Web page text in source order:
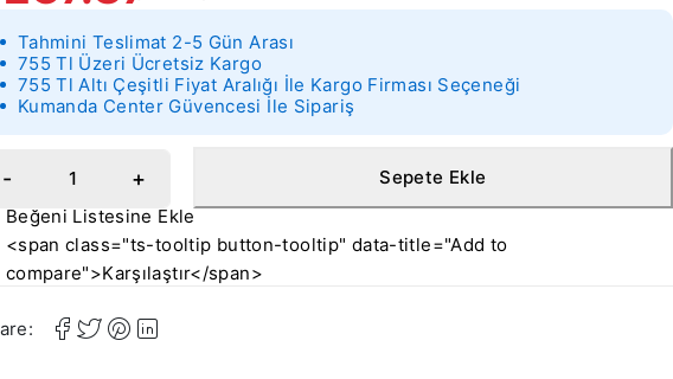
Tahmini Teslimat 2-5 Gün Arası
755 Tl Üzeri Ücretsiz Kargo
755 Tl Altı Çeşitli Fiyat Aralığı İle Kargo Firması Seçeneği
Kumanda Center Güvencesi İle Sipariş
Sepete Ekle
<span class="ts-tooltip button-tooltip" data-title="Add to
compare">Karşılaştır</span>